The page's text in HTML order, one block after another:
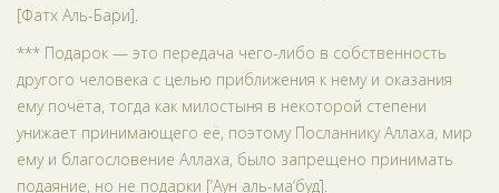
[Фатх Аль-Бари].
*** Подарок — это передача чего-либо в собственность
другого человека с целью приближения к нему и оказания
ему почёта, тогда как милостыня в некоторой степени
унижает принимающего её, поэтому Посланнику Аллаха, мир
ему и благословение Аллаха, было запрещено принимать
подаяние, но не подарки [‘Аун аль-ма‘буд].